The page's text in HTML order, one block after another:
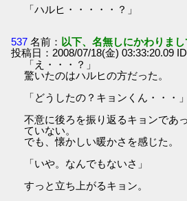
「ハルヒ・・・・・？」
537 名前： 以下、名無しにかわりま
投稿日：2008/07/18(金) 03:33:20.09
「え・・・？」
驚いたのはハルヒの方だった。
「どうしたの？キョンくん・・・」
不意に後ろを振り返るキョンであ
ていない。
でも、懐かしい暖かさを感じた。
「いや。なんでもないさ」
すっと立ち上がるキョン。